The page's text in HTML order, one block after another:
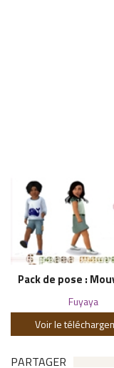
Pack de pose :
Fuyaya
Voir le
PARTAGER